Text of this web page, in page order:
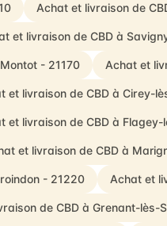
Achat et livraison de
et livraison de CBD à
- 21170 Achat et
et livraison de CBD à Cirey-
et livraison de CBD à
et livraison de CBD à
- 21220 Achat et
de CBD à Grenant-lès-